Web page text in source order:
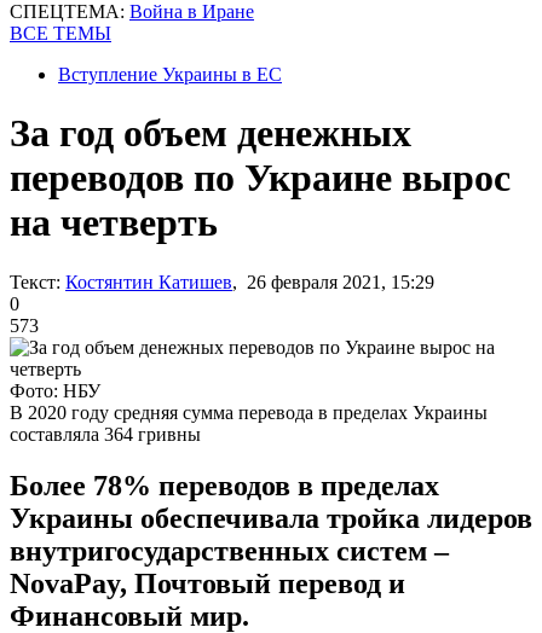
СПЕЦТЕМА: Война в Иране
ВСЕ ТЕМЫ
Вступление Украины в ЕС
За год объем денежных
переводов по Украине вырос
на четверть
Текст: Костянтин Катишев, 26 февраля 2021, 15:29
0
573
Фото: НБУ
В 2020 году средняя сумма перевода в пределах Украины
составляла 364 гривны
Более 78% переводов в пределах
Украины обеспечивала тройка лидеров
внутригосударственных систем –
NovaPay, Почтовый перевод и
Финансовый мир.